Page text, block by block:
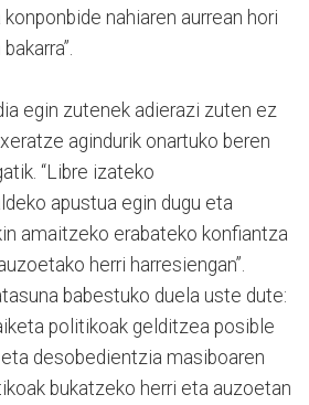
nahiaren aurrean hori
egin zutenek adierazi zuten ez
agindurik onartuko beren
“Libre izateko
apustua egin dugu eta
amaitzeko erabateko konfiantza
herri harresiengan”.
babestuko duela uste dute:
politikoak gelditzea posible
desobedientzia masiboaren
bukatzeko herri eta auzoetan